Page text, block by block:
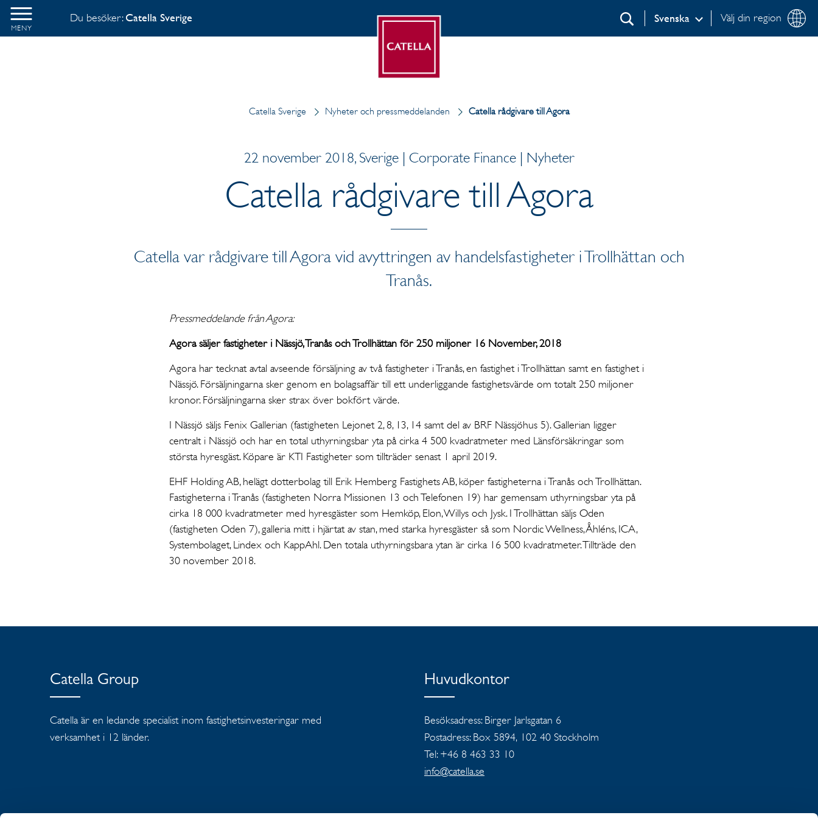
MENY
Du besöker:Catella Sverige Välj din region
Svenska
Sök
Catella Sverige Nyheter och pressmeddelanden Catella rådgivare till Agora
22 november 2018, Sverige | Corporate Finance | Nyheter
Catella rådgivare till Agora
Catella var rådgivare till Agora vid avyttringen av handelsfastigheter i Trollhättan och
Tranås.
Pressmeddelande från Agora:
Agora säljer fastigheter i Nässjö, Tranås och Trollhättan för 250 miljoner 16 November, 2018
Agora har tecknat avtal avseende försäljning av två fastigheter i Tranås, en fastighet i Trollhättan samt en fastighet i
Nässjö. Försäljningarna sker genom en bolagsaffär till ett underliggande fastighetsvärde om totalt 250 miljoner
kronor. Försäljningarna sker strax över bokfört värde.
I Nässjö säljs Fenix Gallerian (fastigheten Lejonet 2, 8, 13, 14 samt del av BRF Nässjöhus 5). Gallerian ligger
centralt i Nässjö och har en total uthyrningsbar yta på cirka 4 500 kvadratmeter med Länsförsäkringar som
största hyresgäst. Köpare är KTI Fastigheter som tillträder senast 1 april 2019.
EHF Holding AB, helägt dotterbolag till Erik Hemberg Fastighets AB, köper fastigheterna i Tranås och Trollhättan.
Fastigheterna i Tranås (fastigheten Norra Missionen 13 och Telefonen 19) har gemensam uthyrningsbar yta på
cirka 18 000 kvadratmeter med hyresgäster som Hemköp, Elon, Willys och Jysk. I Trollhättan säljs Oden
(fastigheten Oden 7), galleria mitt i hjärtat av stan, med starka hyresgäster så som Nordic Wellness, Åhléns, ICA,
Systembolaget, Lindex och KappAhl. Den totala uthyrningsbara ytan är cirka 16 500 kvadratmeter. Tillträde den
30 november 2018.
Catella Group
Catella är en ledande specialist inom fastighetsinvesteringar med
verksamhet i 12 länder.
Huvudkontor
Besöksadress: Birger Jarlsgatan 6
Postadress: Box 5894, 102 40 Stockholm
Tel: +46 8 463 33 10
info@catella.se